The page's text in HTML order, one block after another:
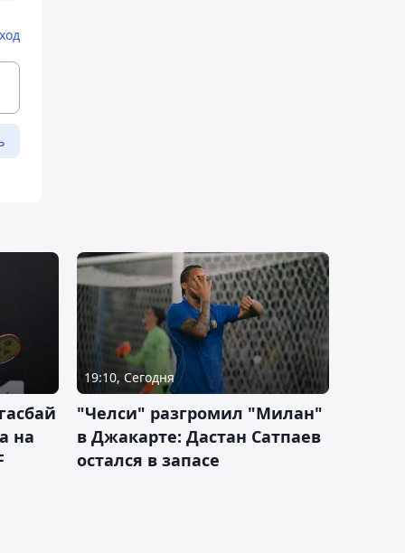
на
19:10, Сегодня
"Челси" разгромил "Милан"
в Джакарте: Дастан Сатпаев
остался в запасе